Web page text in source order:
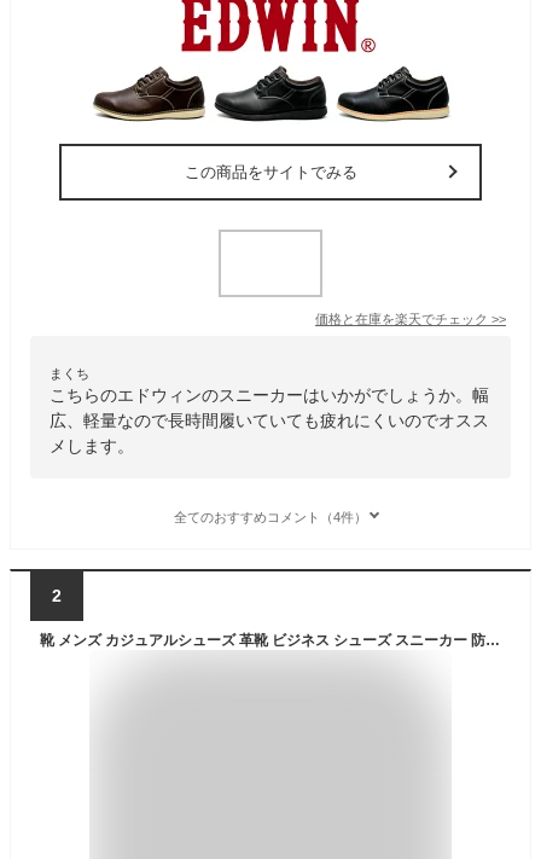
この商品をサイトでみる
価格と在庫を楽天でチェック >>
まくち
こちらのエドウィンのスニーカーはいかがでしょうか。幅
広、軽量なので長時間履いていても疲れにくいのでオスス
メします。
全てのおすすめコメント（4件）
2
靴 メンズ カジュアルシューズ 革靴 ビジネス シューズ スニーカー 防水 軽量 PUレザー 耐滑底 幅広 3e おしゃれ ブランド 紳士靴 EDWIN エドウィン edm456｜正規販売店